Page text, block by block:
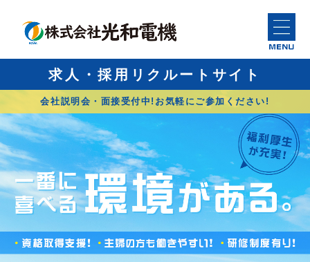
求人・採用リクルートサイト
会社説明会・面接受付中!お気軽にご参加ください!